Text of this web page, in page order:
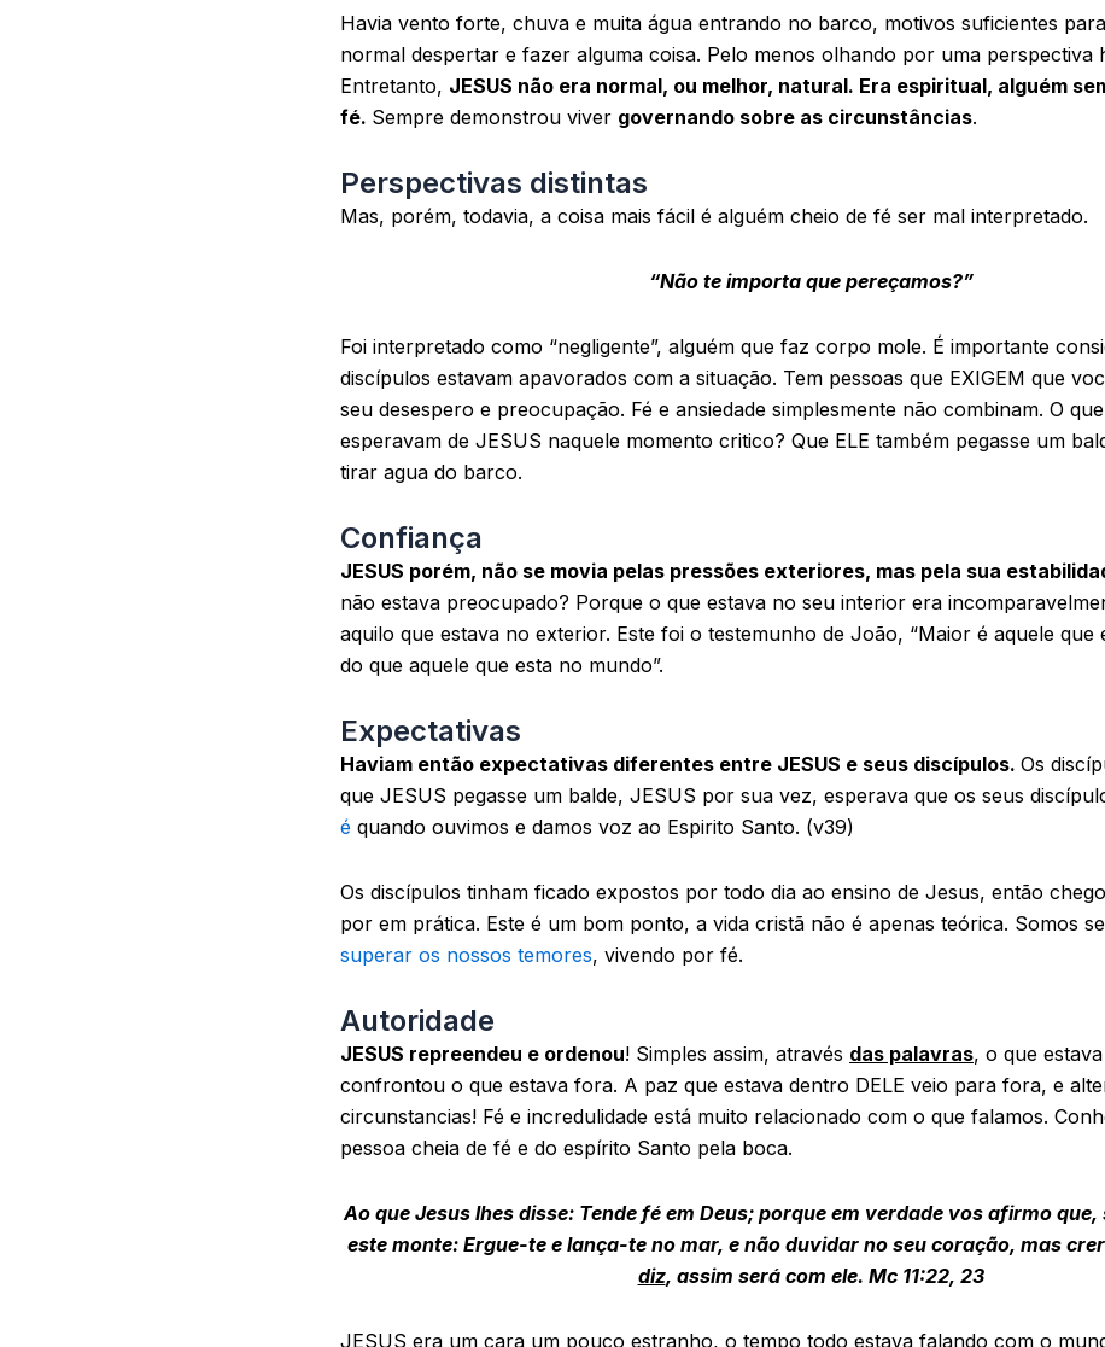
Havia vento forte, chuva e muita água entrando no barco, motivos suficientes
normal despertar e fazer alguma coisa. Pelo menos olhando por uma perspectiva
Entretanto, JESUS não era normal, ou melhor, natural. Era espiritual, alguém
fé. Sempre demonstrou viver governando sobre as circunstâncias.
Perspectivas distintas
Mas, porém, todavia, a coisa mais fácil é alguém cheio de fé ser mal interpretado.
“Não te importa que pereçamos?”
Foi interpretado como “negligente”, alguém que faz corpo mole. É importante
discípulos estavam apavorados com a situação. Tem pessoas que EXIGEM que
seu desespero e preocupação. Fé e ansiedade simplesmente não combinam. O
esperavam de JESUS naquele momento critico? Que ELE também pegasse um
tirar agua do barco.
Confiança
JESUS porém, não se movia pelas pressões exteriores, mas pela sua
não estava preocupado? Porque o que estava no seu interior era
aquilo que estava no exterior. Este foi o testemunho de João, “Maior é aquele que
do que aquele que esta no mundo”.
Expectativas
Haviam então expectativas diferentes entre JESUS e seus discípulos. Os
que JESUS pegasse um balde, JESUS por sua vez, esperava que os seus
é quando ouvimos e damos voz ao Espirito Santo. (v39)
Os discípulos tinham ficado expostos por todo dia ao ensino de Jesus, então
por em prática. Este é um bom ponto, a vida cristã não é apenas teórica. Somos
superar os nossos temores, vivendo por fé.
Autoridade
JESUS repreendeu e ordenou! Simples assim, através das palavras, o que
confrontou o que estava fora. A paz que estava dentro DELE veio para fora, e
circunstancias! Fé e incredulidade está muito relacionado com o que falamos.
pessoa cheia de fé e do espírito Santo pela boca.
Ao que Jesus lhes disse: Tende fé em Deus; porque em verdade vos afirmo que,
este monte: Ergue-te e lança-te no mar, e não duvidar no seu coração, mas
diz, assim será com ele. Mc 11:22, 23
JESUS era um cara um pouco estranho, o tempo todo estava falando com o